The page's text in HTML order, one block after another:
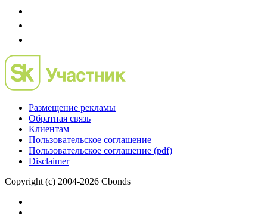
Размещение рекламы
Обратная связь
Клиентам
Пользовательское соглашение
Пользовательское соглашение (pdf)
Disclaimer
Copyright (c) 2004-2026 Cbonds